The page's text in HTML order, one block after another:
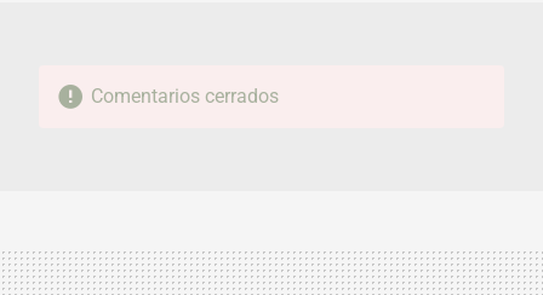
Comentarios cerrados